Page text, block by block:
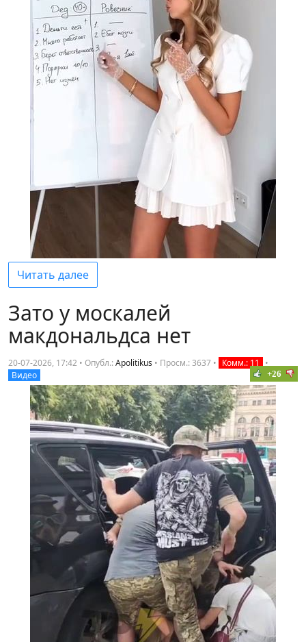
Читать далее
Зато у москалей
макдональдса нет
20-07-2026, 17:42 • Опубл.:Apolitikus • Просм.: 3637 • Комм.: 11
•
Видео
+26